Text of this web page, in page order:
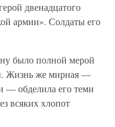
двенадцатого
армии». Солдаты его
было полной ме­рой
Жизнь же мир­ная —
— обделила его теми
всяких хлопот